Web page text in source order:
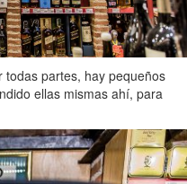
todas partes, hay pequeños
ellas mismas ahí, para